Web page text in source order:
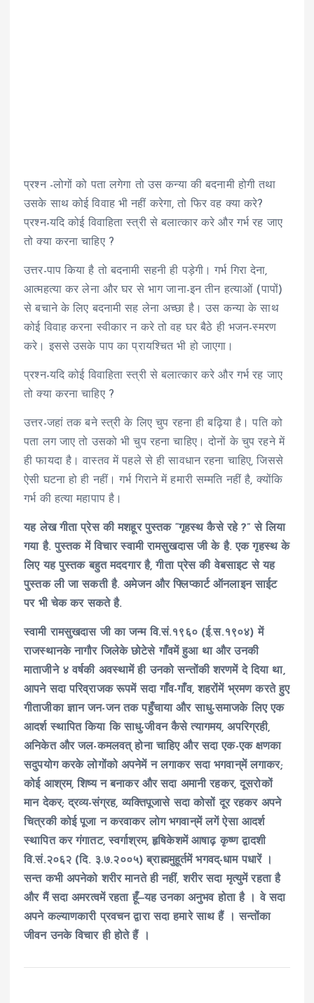
प्रश्न -लोगों को पता लगेगा तो उस कन्या की बदनामी होगी तथा
उसके साथ कोई विवाह भी नहीं करेगा, तो फिर वह क्या करे?
प्रश्न-यदि कोई विवाहिता स्त्री से बलात्कार करे और गर्भ रह जाए
तो क्या करना चाहिए ?
उत्तर-पाप किया है तो बदनामी सहनी ही पड़ेगी। गर्भ गिरा देना,
आत्महत्या कर लेना और घर से भाग जाना-इन तीन हत्याओं (पापों)
से बचाने के लिए बदनामी सह लेना अच्छा है। उस कन्या के साथ
कोई विवाह करना स्वीकार न करे तो वह घर बैठे ही भजन-स्मरण
करे। इससे उसके पाप का प्रायश्चित भी हो जाएगा।
प्रश्न-यदि कोई विवाहिता स्त्री से बलात्कार करे और गर्भ रह जाए
तो क्या करना चाहिए ?
उत्तर-जहां तक बने स्त्री के लिए चुप रहना ही बढ़िया है। पति को
पता लग जाए तो उसको भी चुप रहना चाहिए। दोनों के चुप रहने में
ही फायदा है। वास्तव में पहले से ही सावधान रहना चाहिए, जिससे
ऐसी घटना हो ही नहीं। गर्भ गिराने में हमारी सम्मति नहीं है, क्योंकि
गर्भ की हत्या महापाप है।
यह लेख गीता प्रेस की मशहूर पुस्तक “गृहस्थ कैसे रहे ?” से लिया
गया है. पुस्तक में विचारस्वामी रामसुखदास जीके है. एक गृहस्थ के
लिए यह पुस्तक बहुत मददगार है, गीता प्रेस की वेबसाइट से यह
पुस्तक ली जा सकती है. अमेजन और फ्लिप्कार्ट ऑनलाइन साईट
पर भी चेक कर सकते है.
स्वामी रामसुखदास जीका जन्म वि.सं.१९६० (ई.स.१९०४) में
राजस्थानके नागौर जिलेके छोटेसे गाँवमें हुआ था और उनकी
माताजीने ४ वर्षकी अवस्थामें ही उनको सन्तोंकी शरणमें दे दिया था,
आपने सदा परिव्राजक रूपमें सदा गाँव-गाँव, शहरोंमें भ्रमण करते हुए
गीताजीका ज्ञान जन-जन तक पहुँचाया और साधु-समाजके लिए एक
आदर्श स्थापित किया कि साधु-जीवन कैसे त्यागमय, अपरिग्रही,
अनिकेत और जल-कमलवत् होना चाहिए और सदा एक-एक क्षणका
सदुपयोग करके लोगोंको अपनेमें न लगाकर सदा भगवान्‌में लगाकर;
कोई आश्रम, शिष्य न बनाकर और सदा अमानी रहकर, दूसरोकों
मान देकर; द्रव्य-संग्रह, व्यक्तिपूजासे सदा कोसों दूर रहकर अपने
चित्रकी कोई पूजा न करवाकर लोग भगवान्‌में लगें ऐसा आदर्श
स्थापित कर गंगातट, स्वर्गाश्रम, हृषिकेशमें आषाढ़ कृष्ण द्वादशी
वि.सं.२०६२ (दि. ३.७.२००५) ब्राह्ममुहूर्तमें भगवद्-धाम पधारें ।
सन्त कभी अपनेको शरीर मानते ही नहीं, शरीर सदा मृत्युमें रहता है
और मैं सदा अमरत्वमें रहता हूँ‒यह उनका अनुभव होता है । वे सदा
अपने कल्याणकारी प्रवचन द्वारा सदा हमारे साथ हैं । सन्तोंका
जीवन उनके विचार ही होते हैं ।